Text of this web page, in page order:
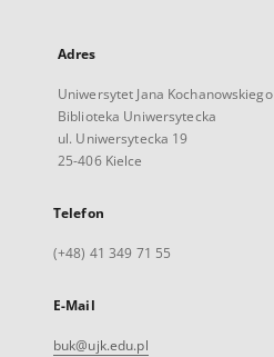
Adres
Uniwersytet Jana Kochanowskiego
Biblioteka Uniwersytecka
ul. Uniwersytecka 19
25-406 Kielce
Telefon
(+48) 41 349 71 55
E-Mail
buk@ujk.edu.pl